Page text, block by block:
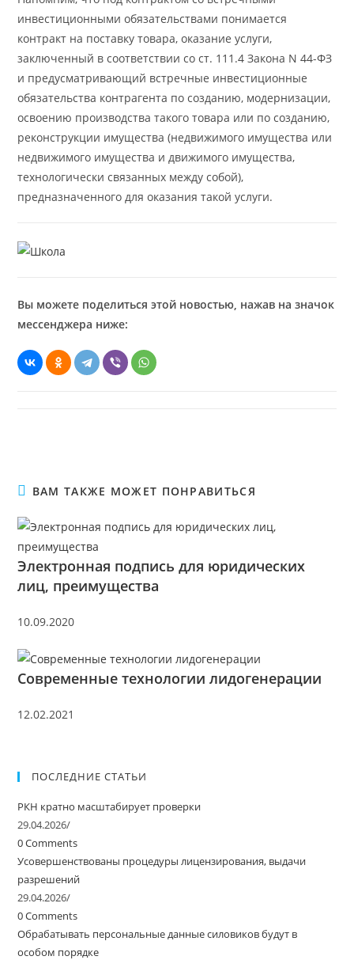
инвестиционными обязательствами понимается
контракт на поставку товара, оказание услуги,
заключенный в соответствии со ст. 111.4 Закона N 44-ФЗ
и предусматривающий встречные инвестиционные
обязательства контрагента по созданию, модернизации,
освоению производства такого товара или по созданию,
реконструкции имущества (недвижимого имущества или
недвижимого имущества и движимого имущества,
технологически связанных между собой),
предназначенного для оказания такой услуги.
Вы можете поделиться этой новостью, нажав на значок
мессенджера ниже:
ВАМ ТАКЖЕ МОЖЕТ ПОНРАВИТЬСЯ
Электронная подпись для юридических
лиц, преимущества
10.09.2020
Современные технологии лидогенерации
12.02.2021
ПОСЛЕДНИЕ СТАТЬИ
РКН кратно масштабирует проверки
29.04.2026/
0 Comments
Усовершенствованы процедуры лицензирования, выдачи
разрешений
29.04.2026/
0 Comments
Обрабатывать персональные данные силовиков будут в
особом порядке